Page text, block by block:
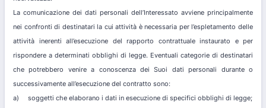
La comunicazione dei dati personali dell’Interessato avviene principalmente
nei confronti di destinatari la cui attività è necessaria per l’espletamento delle
attività inerenti all’esecuzione del rapporto contrattuale instaurato e per
rispondere a determinati obblighi di legge. Eventuali categorie di destinatari
che potrebbero venire a conoscenza dei Suoi dati personali durante o
successivamente all’esecuzione del contratto sono:
a) soggetti che elaborano i dati in esecuzione di specifici obblighi di legge;